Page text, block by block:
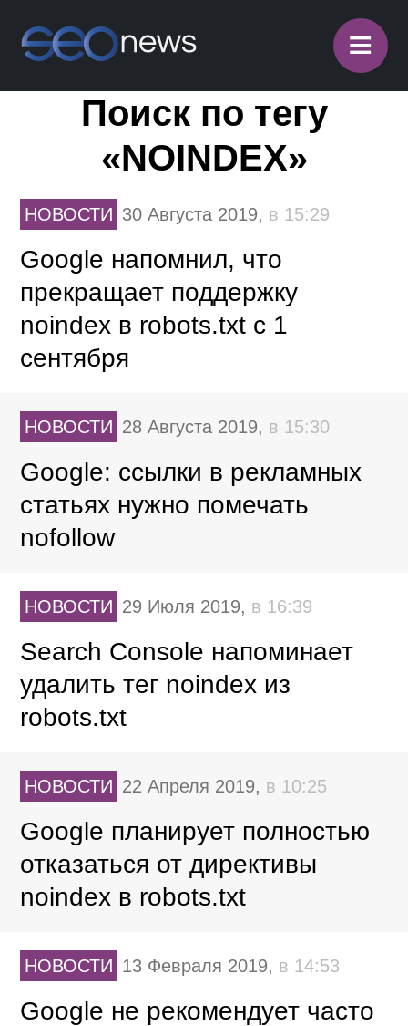
≡
Поиск по тегу
«NOINDEX»
НОВОСТИ 30 Августа 2019, в 15:29
Google напомнил, что
прекращает поддержку
noindex в robots.txt с 1
сентября
НОВОСТИ 28 Августа 2019, в 15:30
Google: ссылки в рекламных
статьях нужно помечать
nofollow
НОВОСТИ 29 Июля 2019, в 16:39
Search Console напоминает
удалить тег noindex из
robots.txt
НОВОСТИ 22 Апреля 2019, в 10:25
Google планирует полностью
отказаться от директивы
noindex в robots.txt
НОВОСТИ 13 Февраля 2019, в 14:53
Google не рекомендует часто